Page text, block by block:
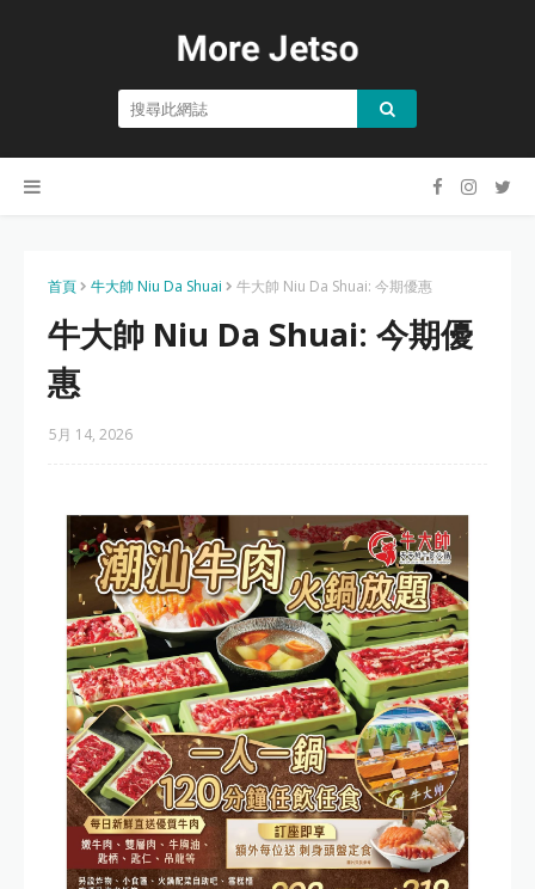
首頁 牛大帥 Niu Da Shuai 牛大帥 Niu Da Shuai: 今期優惠
牛大帥 Niu Da Shuai: 今期優
惠
5月 14, 2026